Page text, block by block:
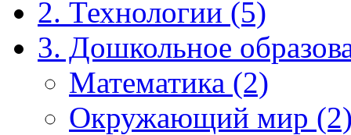
2. Технологии (5)
3. Дошкольное
Математика (2)
Окружающий мир